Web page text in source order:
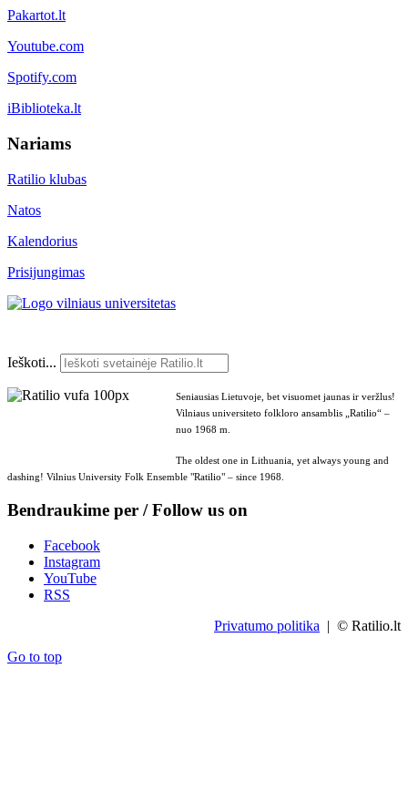
Pakartot.lt
Youtube.com
Spotify.com
iBiblioteka.lt
Nariams
Ratilio klubas
Natos
Kalendorius
Prisijungimas
Ieškoti...
Seniausias Lietuvoje, bet visuomet jaunas ir veržlus!
Vilniaus universiteto folkloro ansamblis „Ratilio“ –
nuo 1968 m.
The oldest one in Lithuania, yet always young and
dashing! Vilnius University Folk Ensemble "Ratilio" – since 1968.
Bendraukime per / Follow us on
Facebook
Instagram
YouTube
RSS
Privatumo politika | © Ratilio.lt
Go to top